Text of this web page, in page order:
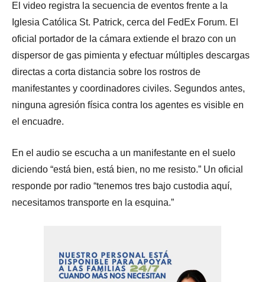
El video registra la secuencia de eventos frente a la
Iglesia Católica St. Patrick, cerca del FedEx Forum. El
oficial portador de la cámara extiende el brazo con un
dispersor de gas pimienta y efectuar múltiples descargas
directas a corta distancia sobre los rostros de
manifestantes y coordinadores civiles. Segundos antes,
ninguna agresión física contra los agentes es visible en
el encuadre.
En el audio se escucha a un manifestante en el suelo
diciendo “está bien, está bien, no me resisto.” Un oficial
responde por radio “tenemos tres bajo custodia aquí,
necesitamos transporte en la esquina.”